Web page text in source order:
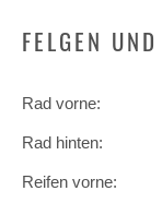
FELGEN
Rad vorne:
Rad hinten:
Reifen vorne: